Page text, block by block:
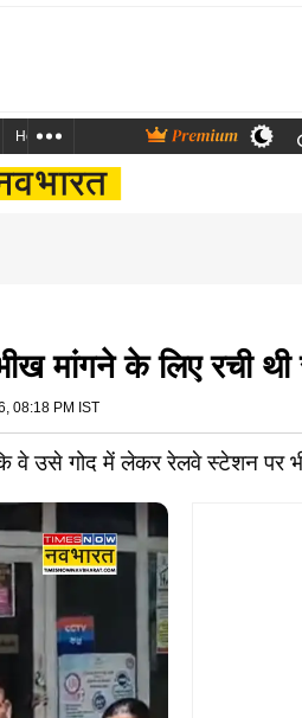
Health and Me Marathi Bengali
के लिए रची थी
08:18 PM IST
वे उसे गोद में लेकर रेलवे स्टेशन पर